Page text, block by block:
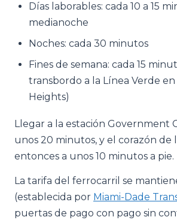
Días laborables: cada 10 a 15
medianoche
Noches: cada 30 minutos
Fines de semana: cada 15
transbordo a la Línea Verde
Heights)
Llegar a la estación Government
unos 20 minutos, y el corazón de
entonces a unos 10 minutos a pie.
La tarifa del ferrocarril se
(establecida por Miami-Dade
puertas de pago con pago sin